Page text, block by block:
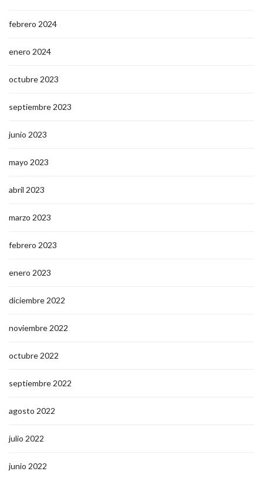
febrero 2024
enero 2024
octubre 2023
septiembre 2023
junio 2023
mayo 2023
abril 2023
marzo 2023
febrero 2023
enero 2023
diciembre 2022
noviembre 2022
octubre 2022
septiembre 2022
agosto 2022
julio 2022
junio 2022